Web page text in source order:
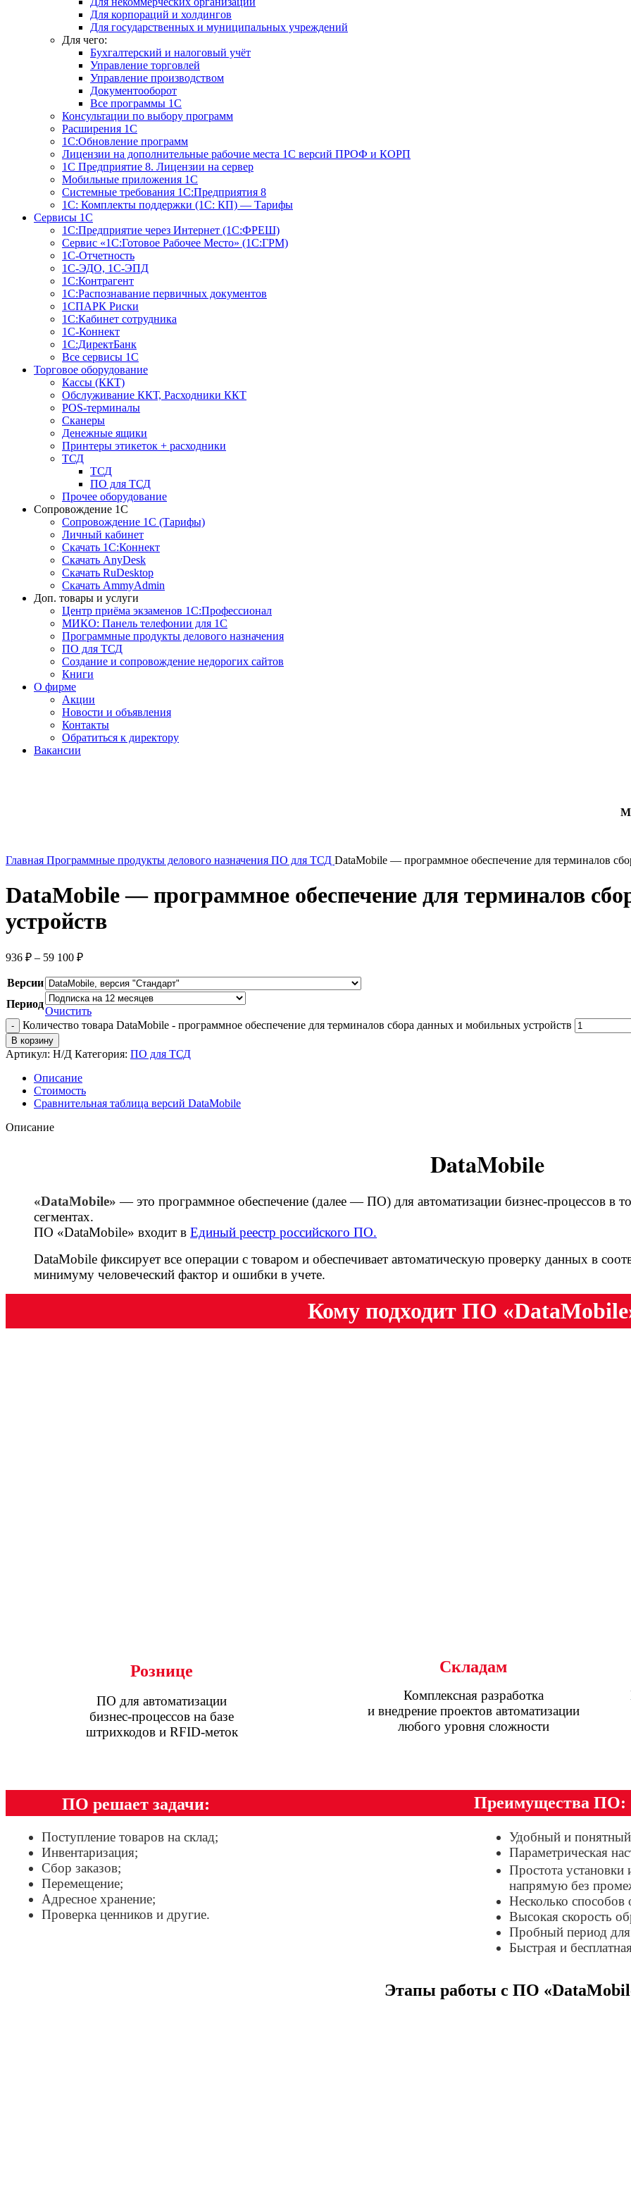
Для корпораций и холдингов
Для государственных и муниципальных учреждений
Для чего:
Бухгалтерский и налоговый учёт
Управление торговлей
Управление производством
Документооборот
Все программы 1С
Консультации по выбору программ
Расширения 1С
1С:Обновление программ
Лицензии на дополнительные рабочие места 1С версий ПРОФ и КОРП
1С Предприятие 8. Лицензии на сервер
Мобильные приложения 1С
Системные требования 1С:Предприятия 8
1С: Комплекты поддержки (1С: КП) — Тарифы
Сервисы 1С
1С:Предприятие через Интернет (1С:ФРЕШ)
Сервис «1С:Готовое Рабочее Место» (1С:ГРМ)
1С-Отчетность
1С-ЭДО, 1С-ЭПД
1С:Контрагент
1С:Распознавание первичных документов
1СПАРК Риски
1С:Кабинет сотрудника
1С-Коннект
1С:ДиректБанк
Все сервисы 1С
Торговое оборудование
Кассы (ККТ)
Обслуживание ККТ, Расходники ККТ
POS-терминалы
Сканеры
Денежные ящики
Принтеры этикеток + расходники
ТСД
ТСД
ПО для ТСД
Прочее оборудование
Сопровождение 1С
Сопровождение 1С (Тарифы)
Личный кабинет
Скачать 1С:Коннект
Скачать AnyDesk
Скачать RuDesktop
Скачать AmmyAdmin
Доп. товары и услуги
Центр приёма экзаменов 1С:Профессионал
МИКО: Панель телефонии для 1С
Программные продукты делового назначения
ПО для ТСД
Создание и сопровождение недорогих сайтов
Книги
О фирме
Акции
Новости и объявления
Контакты
Обратиться к директору
Вакансии
Главная Программные продукты делового назначения ПО для ТСД DataMobile — программное обеспечение для терминалов
DataMobile — программное обеспечение для терминалов
устройств
936 ₽ – 59 100 ₽
Версии
Период
Очистить
Количество товара DataMobile - программное обеспечение для терминалов сбора данных и мобильных устройств
В корзину
Артикул: Н/Д Категория: ПО для ТСД
Описание
Стоимость
Сравнительная таблица версий DataMobile
Описание
DataMobile
«DataMobile»— это программное обеспечение (далее — ПО) для автоматизации бизнес-процессов в
сегментах.
ПО «DataMobile» входит в Единый реестр российского ПО.
DataMobile фиксирует все операции с товаром и обеспечивает автоматическую проверку данных в
минимуму человеческий фактор и ошибки в учете.
Кому подходит ПО
Рознице
ПО для автоматизации
бизнес-процессов на базе
штрихкодов и RFID-меток
Складам
Комплексная разработка
и внедрение проектов автоматизации
любого уровня сложности
ПО решает задачи: Преимущества ПО:
Поступление товаров на склад;
Инвентаризация;
Сбор заказов;
Перемещение;
Адресное хранение;
Проверка ценников и другие.
Удобный и
Параметрическая
Простота
напрямую без
Несколько
Высокая скорость
Пробный период для
Быстрая и
Этапы работы c ПО